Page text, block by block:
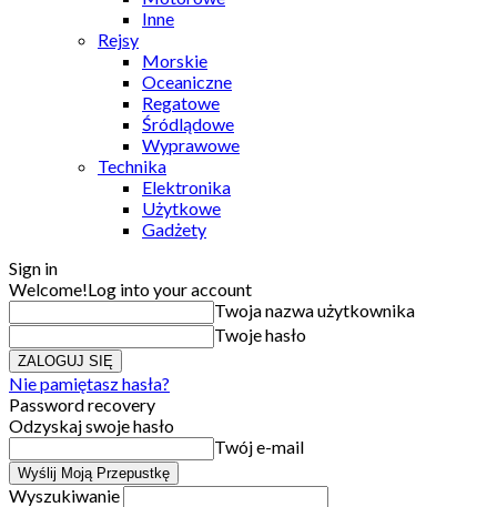
Inne
Rejsy
Morskie
Oceaniczne
Regatowe
Śródlądowe
Wyprawowe
Technika
Elektronika
Użytkowe
Gadżety
Sign in
Welcome!Log into your account
Twoja nazwa użytkownika
Twoje hasło
Nie pamiętasz hasła?
Password recovery
Odzyskaj swoje hasło
Twój e-mail
Wyszukiwanie